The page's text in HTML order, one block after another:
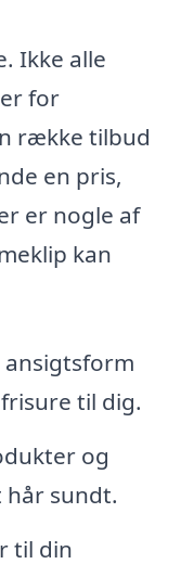
Ikke alle
for
række tilbud
en pris,
er nogle af
kan
til dig.
og
sundt.
til din